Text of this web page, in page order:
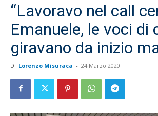
“Lavoravo nel call
Emanuele, le voci di
giravano da inizio
Di Lorenzo Misuraca - 24 Marzo 2020